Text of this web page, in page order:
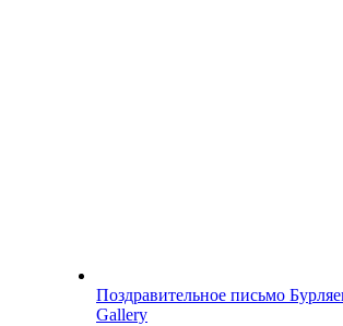
Поздравительное письмо
Gallery